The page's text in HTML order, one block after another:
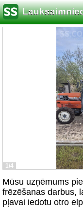
1/4
Mūsu uzņēmums
frēzēšanas darbus,
pļavai iedotu otro